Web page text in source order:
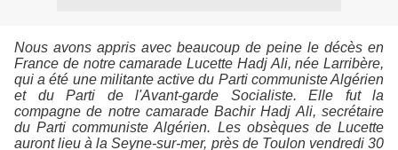
Nous avons appris avec beaucoup de peine le décès en
France de notre camarade Lucette Hadj Ali, née Larribère,
qui a été une militante active du Parti communiste Algérien
et du Parti de l'Avant-garde Socialiste. Elle fut la
compagne de notre camarade Bachir Hadj Ali, secrétaire
du Parti communiste Algérien. Les obsèques de Lucette
auront lieu à la Seyne-sur-mer, près de Toulon vendredi 30